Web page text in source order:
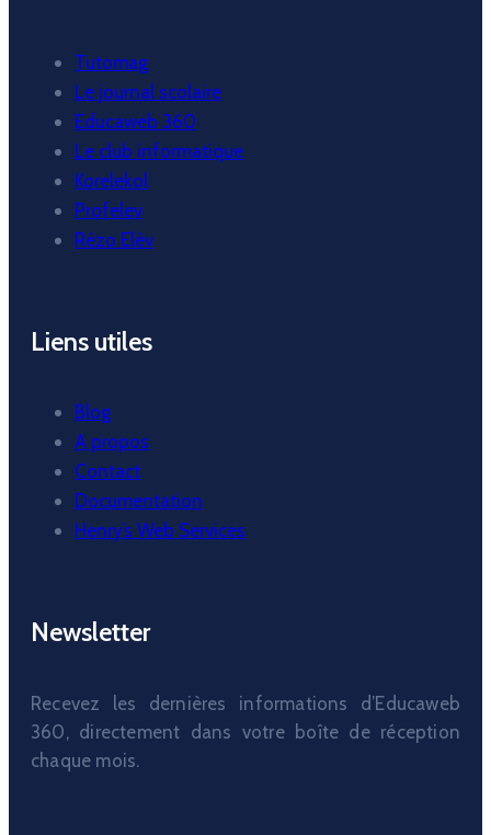
Tutomag
Le journal scolaire
Educaweb 360
Le club informatique
Korelekol
Profelev
Rézo Elèv
Liens utiles
Blog
A propos
Contact
Documentation
Henry’s Web Services
Newsletter
Recevez les dernières informations d’Educaweb
360, directement dans votre boîte de réception
chaque mois.